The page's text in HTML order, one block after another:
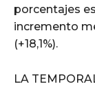
porcentajes
incremento
(+18,1%).
LA